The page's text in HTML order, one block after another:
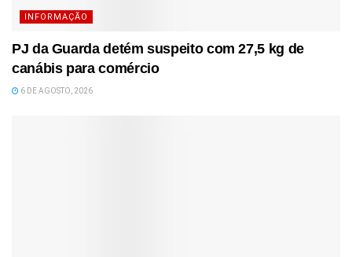
INFORMAÇÃO
PJ da Guarda detém suspeito com 27,5 kg de
canábis para comércio
6 DE AGOSTO, 2026